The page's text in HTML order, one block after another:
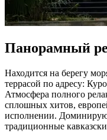
Панорамный
Находится на берегу
террасой по адресу:
Атмосфера полного
сплошных хитов,
исполнении.
традиционные